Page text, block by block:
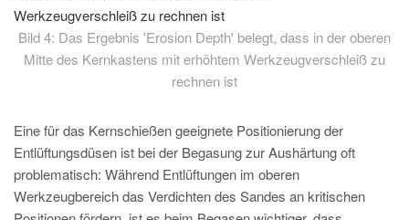
Bild 4: Das Ergebnis 'Erosion Depth' belegt, dass in der oberen
Mitte des Kernkastens mit erhöhtem Werkzeugverschleiß zu
rechnen ist
Eine für das Kernschießen geeignete Positionierung der
Entlüftungsdüsen ist bei der Begasung zur Aushärtung oft
problematisch: Während Entlüftungen im oberen
Werkzeugbereich das Verdichten des Sandes an kritischen